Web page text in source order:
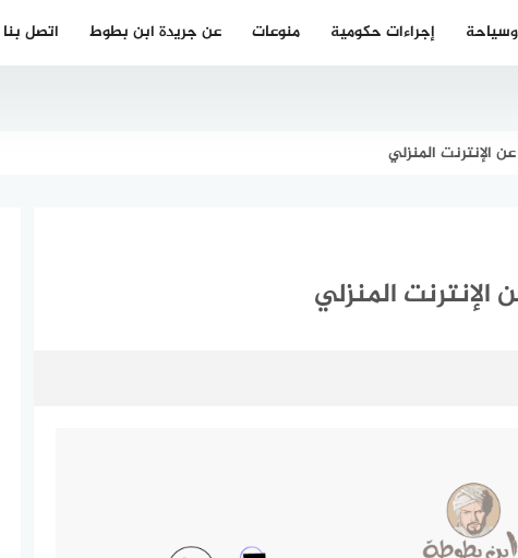
إجراءات حكومية منوعات عن جريدة ابن بطوط اتصل بنا
الإنترنت المنزلي
المنزلي